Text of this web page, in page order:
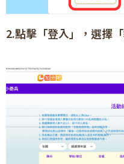
2.點擊「登入」，選擇